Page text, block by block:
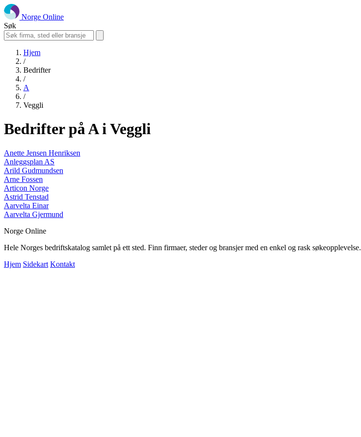
Norge Online
Søk
Hjem
/
Bedrifter
/
A
/
Veggli
Bedrifter på A i Veggli
Anette Jensen Henriksen
Anleggsplan AS
Arild Gudmundsen
Arne Fossen
Articon Norge
Astrid Tenstad
Aarvelta Einar
Aarvelta Gjermund
Norge Online
Hele Norges bedriftskatalog samlet på ett sted. Finn firmaer, steder og bransjer med en enkel og rask søkeopplevelse.
Hjem Sidekart Kontakt